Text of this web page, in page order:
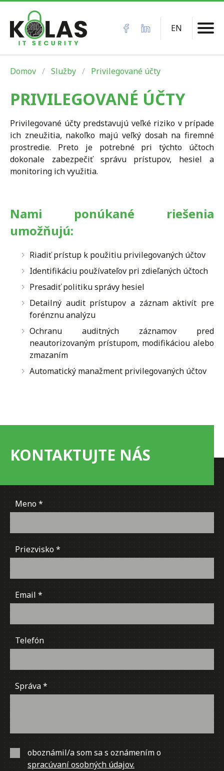
EN
Domov Služby Privilegované účty
PRIVILEGOVANÉ ÚČTY
Privilegované účty predstavujú veľké riziko v prípade
ich zneužitia, nakoľko majú veľký dosah na firemné
prostredie. Preto je potrebné pri týchto účtoch
dokonale zabezpečiť správu prístupov, hesiel a
monitoring ich využitia.
Nami ponúkané riešenia
umožňujú:
Riadiť prístup k použitiu privilegovaných účtov
Identifikáciu používateľov pri zdieľaných účtoch
Presadiť politiku správy hesiel
Detailný audit prístupov a záznam aktivít pre
forénznu analýzu
Ochranu auditných záznamov pred
neautorizovaným prístupom, modifikáciou alebo
zmazaním
Automatický manažment privilegovaných účtov
KONTAKTUJTE NÁS
Meno
Priezvisko
Email
Telefón
Správa
oboznámil/a som sa s oznámením o
spracúvaní osobných údajov.